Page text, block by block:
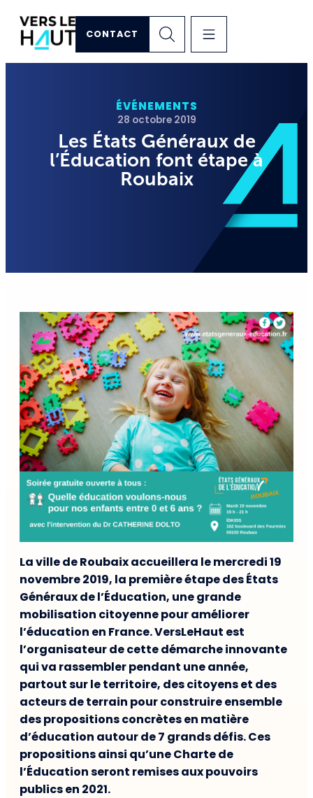
CONTACT
ÉVÉNEMENTS
28 octobre 2019
Les États Généraux de
l’Éducation font étape à
Roubaix
La ville de Roubaix accueillera le mercredi 19
novembre 2019, la première étape des États
Généraux de l’Éducation, une grande
mobilisation citoyenne pour améliorer
l’éducation en France. VersLeHaut est
l’organisateur de cette démarche innovante
qui va rassembler pendant une année,
partout sur le territoire, des citoyens et des
acteurs de terrain pour construire ensemble
des propositions concrètes en matière
d’éducation autour de 7 grands défis. Ces
propositions ainsi qu’une Charte de
l’Éducation seront remises aux pouvoirs
publics en 2021.